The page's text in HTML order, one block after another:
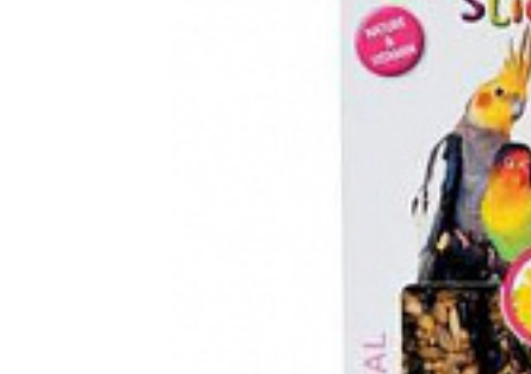
Favorit